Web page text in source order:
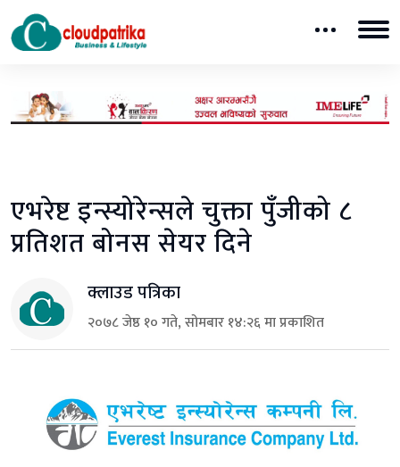
एभरेष्ट इन्स्योरेन्सले चुक्ता पुँजीको ८
प्रतिशत बोनस सेयर दिने
क्लाउड पत्रिका
२०७८ जेष्ठ १० गते, सोमबार १४:२६ मा प्रकाशित